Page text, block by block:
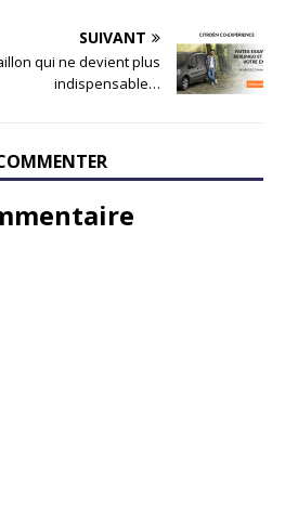
SUIVANT
qui ne devient plus
indispensable…